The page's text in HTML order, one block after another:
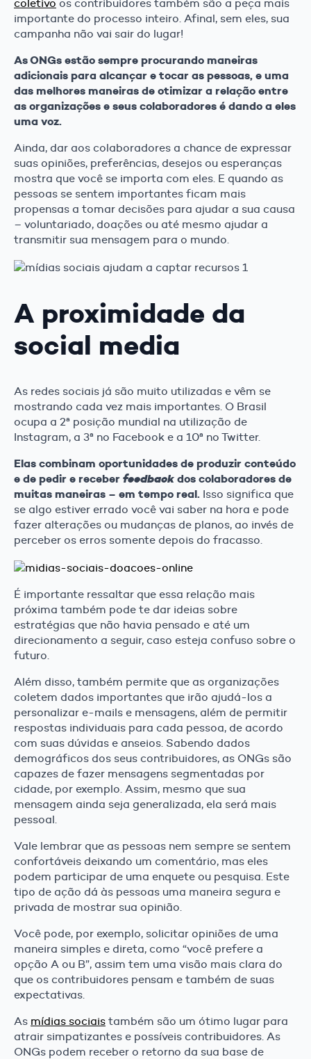
coletivo os contribuidores também são a peça mais
importante do processo inteiro. Afinal, sem eles, sua
campanha não vai sair do lugar!
As ONGs estão sempre procurando maneiras
adicionais para alcançar e tocar as pessoas, e uma
das melhores maneiras de otimizar a relação entre
as organizações e seus colaboradores é dando a eles
uma voz.
Ainda, dar aos colaboradores a chance de expressar
suas opiniões, preferências, desejos ou esperanças
mostra que você se importa com eles. E quando as
pessoas se sentem importantes ficam mais
propensas a tomar decisões para ajudar a sua causa
– voluntariado, doações ou até mesmo ajudar a
transmitir sua mensagem para o mundo.
A proximidade da
social media
As redes sociais já são muito utilizadas e vêm se
mostrando cada vez mais importantes. O Brasil
ocupa a 2ª posição mundial na utilização de
Instagram, a 3ª no Facebook e a 10ª no Twitter.
Elas combinam oportunidades de produzir conteúdo
e de pedir e receber feedback dos colaboradores de
muitas maneiras – em tempo real. Isso significa que
se algo estiver errado você vai saber na hora e pode
fazer alterações ou mudanças de planos, ao invés de
perceber os erros somente depois do fracasso.
É importante ressaltar que essa relação mais
próxima também pode te dar ideias sobre
estratégias que não havia pensado e até um
direcionamento a seguir, caso esteja confuso sobre o
futuro.
Além disso, também permite que as organizações
coletem dados importantes que irão ajudá-los a
personalizar e-mails e mensagens, além de permitir
respostas individuais para cada pessoa, de acordo
com suas dúvidas e anseios. Sabendo dados
demográficos dos seus contribuidores, as ONGs são
capazes de fazer mensagens segmentadas por
cidade, por exemplo. Assim, mesmo que sua
mensagem ainda seja generalizada, ela será mais
pessoal.
Vale lembrar que as pessoas nem sempre se sentem
confortáveis deixando um comentário, mas eles
podem participar de uma enquete ou pesquisa. Este
tipo de ação dá às pessoas uma maneira segura e
privada de mostrar sua opinião.
Você pode, por exemplo, solicitar opiniões de uma
maneira simples e direta, como “você prefere a
opção A ou B”, assim tem uma visão mais clara do
que os contribuidores pensam e também de suas
expectativas.
As mídias sociais também são um ótimo lugar para
atrair simpatizantes e possíveis contribuidores. As
ONGs podem receber o retorno da sua base de